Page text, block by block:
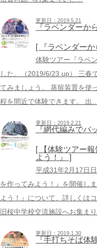
更新日：2019.5.21
『ラベンダーか
[ 『ラベンダー
体験ツアー『ラベ
した。（2019/6/23 up） 三春
てみましょう。 蒸留装置を使
程を間近で体験できます。 出…
更新日：2019.2.21
『網代編みでバ
[ 【体験ツアー
よう！』 ]
平成31年2月17日
を作ってみよう！』を開催し
よう！』について、詳しくは
旧桜中学校交流施設へお集ま
更新日：2019.1.30
『手打ちそば体